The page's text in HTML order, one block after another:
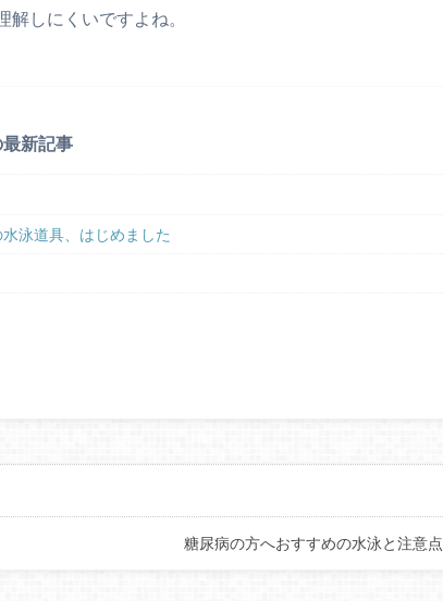
しにくいですよね。
新記事
泳道具、はじめました
糖尿病の方へおすすめの水泳と注意点